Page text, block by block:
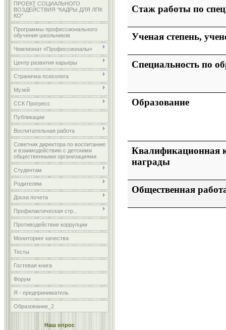
ПРОЕКТ СОЦИАЛЬНОГО
ВОЗДЕЙСТВИЯ "КАДРЫ ДЛЯ ЛПК
КО"
Программы профессионального
обучения школьников
Чемпионат «Профессионалы»
Центр развития карьеры
Страничка психолога
Музей
ССК Прогресс
Публикации
Воспитательная работа
Советник директора по воспитанию
и взаимодействию с детскими
общественными организациями
Студентам
Родителям
Доска почета
Профилактическая стр...
Противодействие коррупции
Мониторинг качества
Тесты
Гостевая книга
Форум
Я - предприниматель
Образование_2
Наш опрос
Стаж работы по
Ученая степень,
Специальность по
Образование
Квалификационная
награды
Общественная